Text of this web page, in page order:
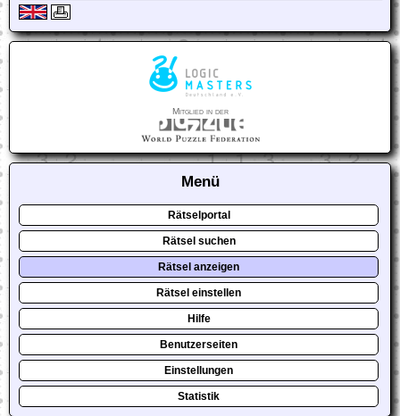
Mitglied in der
Menü
Rätselportal
Rätsel suchen
Rätsel anzeigen
Rätsel einstellen
Hilfe
Benutzerseiten
Einstellungen
Statistik